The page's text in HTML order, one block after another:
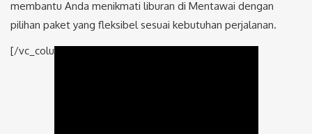
membantu Anda menikmati liburan di Mentawai dengan
pilihan paket yang fleksibel sesuai kebutuhan perjalanan.
[/vc_column_text]